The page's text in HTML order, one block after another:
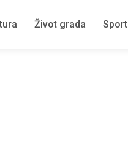
Život grada Sport